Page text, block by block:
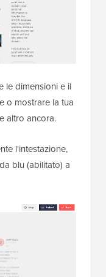
le dimensioni e il
o mostrare la tua
altro ancora.
l'intestazione,
blu (abilitato) a